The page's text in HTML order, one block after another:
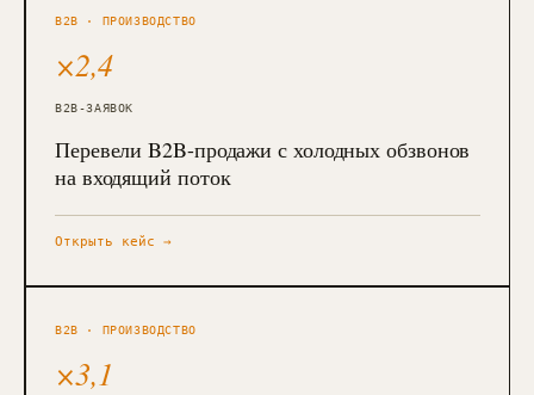
B2B · ПРОИЗВОДСТВО
×2,4
B2B-ЗАЯВОК
Перевели B2B-продажи с холодных обзвонов
на входящий поток
Открыть кейс →
B2B · ПРОИЗВОДСТВО
×3,1